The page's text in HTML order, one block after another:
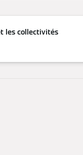
les collectivités